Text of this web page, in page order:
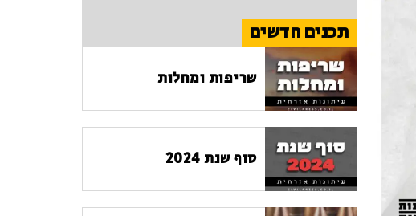
תכנים חדשים
שריפות ומחלות
סוף שנת 2024